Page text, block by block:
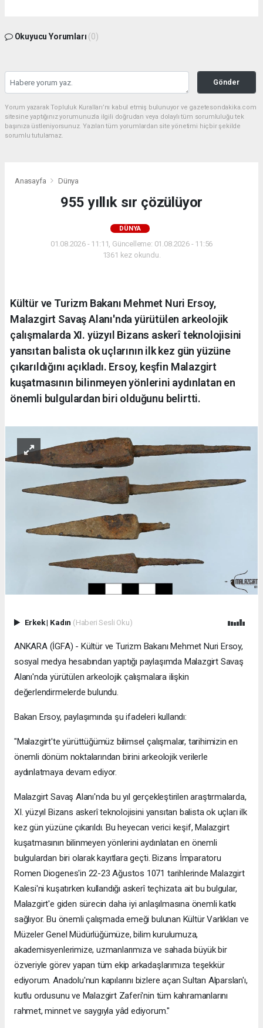
Okuyucu Yorumları (0)
Gönder
Yorum yazarak Topluluk Kuralları’nı kabul etmiş bulunuyor ve gazetesondakika.com
sitesine yaptığınız yorumunuzla ilgili doğrudan veya dolaylı tüm sorumluluğu tek
başınıza üstleniyorsunuz. Yazılan tüm yorumlardan site yönetimi hiçbir şekilde
sorumlu tutulamaz.
Anasayfa Dünya
955 yıllık sır çözülüyor
DÜNYA
01.08.2026 - 11:11, Güncelleme: 01.08.2026 - 11:56
1361 kez okundu.
Kültür ve Turizm Bakanı Mehmet Nuri Ersoy,
Malazgirt Savaş Alanı'nda yürütülen arkeolojik
çalışmalarda XI. yüzyıl Bizans askerî teknolojisini
yansıtan balista ok uçlarının ilk kez gün yüzüne
çıkarıldığını açıkladı. Ersoy, keşfin Malazgirt
kuşatmasının bilinmeyen yönlerini aydınlatan en
önemli bulgulardan biri olduğunu belirtti.
Erkek| Kadın (Haberi Sesli Oku)
ANKARA (İGFA) - Kültür ve Turizm Bakanı Mehmet Nuri Ersoy,
sosyal medya hesabından yaptığı paylaşımda Malazgirt Savaş
Alanı'nda yürütülen arkeolojik çalışmalara ilişkin
değerlendirmelerde bulundu.
Bakan Ersoy, paylaşımında şu ifadeleri kullandı:
"Malazgirt'te yürüttüğümüz bilimsel çalışmalar, tarihimizin en
önemli dönüm noktalarından birini arkeolojik verilerle
aydınlatmaya devam ediyor.
Malazgirt Savaş Alanı'nda bu yıl gerçekleştirilen araştırmalarda,
XI. yüzyıl Bizans askerî teknolojisini yansıtan balista ok uçları ilk
kez gün yüzüne çıkarıldı. Bu heyecan verici keşif, Malazgirt
kuşatmasının bilinmeyen yönlerini aydınlatan en önemli
bulgulardan biri olarak kayıtlara geçti. Bizans İmparatoru
Romen Diogenes'in 22-23 Ağustos 1071 tarihlerinde Malazgirt
Kalesi'ni kuşatırken kullandığı askerî teçhizata ait bu bulgular,
Malazgirt'e giden sürecin daha iyi anlaşılmasına önemli katkı
sağlıyor. Bu önemli çalışmada emeği bulunan Kültür Varlıkları ve
Müzeler Genel Müdürlüğümüze, bilim kurulumuza,
akademisyenlerimize, uzmanlarımıza ve sahada büyük bir
özveriyle görev yapan tüm ekip arkadaşlarımıza teşekkür
ediyorum. Anadolu'nun kapılarını bizlere açan Sultan Alparslan'ı,
kutlu ordusunu ve Malazgirt Zaferi'nin tüm kahramanlarını
rahmet, minnet ve saygıyla yâd ediyorum."